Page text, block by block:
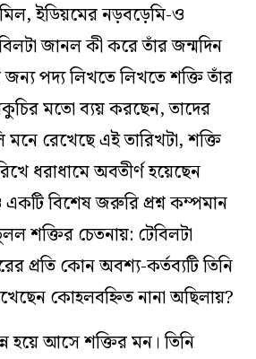
ইডিয়মের নড়বড়েমি-ও
জানল কী করে তাঁর জন্মদিন
জন্য পদ্য লিখতে লিখতে শক্তি তাঁর
মতো ব্যয় করছেন, তাদের
মনে রেখেছে এই তারিখটা, শক্তি
ধরাধামে অবতীর্ণ হয়েছেন
বিশেষ জরুরি প্রশ্ন কম্পমান
শক্তির চেতনায়: টেবিলটা
প্রতি কোন অবশ্য‌-কর্তব্যটি তিনি
কোহলবহ্নিত নানা অছিলায়?
হয়ে আসে শক্তির মন। তিনি